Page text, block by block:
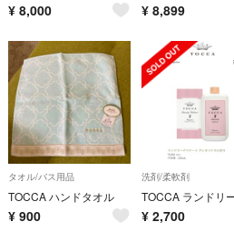
¥ 8,000 ¥ 8,899
タオル/バス用品
TOCCA ハンドタオル
¥ 900
洗剤/柔軟剤
¥ 2,700